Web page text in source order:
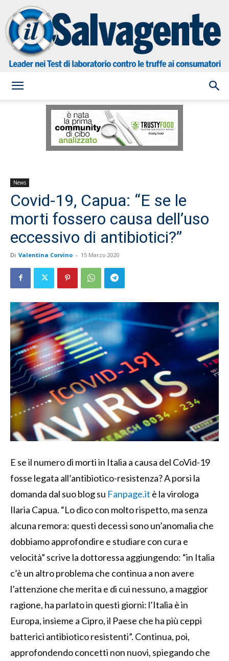
Salvagente
News
Covid-19, Capua: “E se le
morti fossero causa dell’uso
eccessivo di antibiotici?”
Di Valentina Corvino - 15 Marzo 2020
E se il numero di morti in Italia a causa del CoVid-19
fosse legata all’antibiotico-resistenza? A porsi la
domanda dal suo blog su Fanpage.it è la virologa
Ilaria Capua. “Lo dico con molto rispetto, ma senza
alcuna remora: questi decessi sono un’anomalia che
dobbiamo approfondire e studiare con cura e
velocità” scrive la dottoressa aggiungendo: “in Italia
c’è un altro problema che continua a non avere
l’attenzione che merita e di cui nessuno, a maggior
ragione, ha parlato in questi giorni: l’Italia è in
Europa, insieme a Cipro, il Paese che ha più ceppi
batterici antibiotico resistenti”. Continua, poi,
approfondendo concetti non nuovi, spiegando che